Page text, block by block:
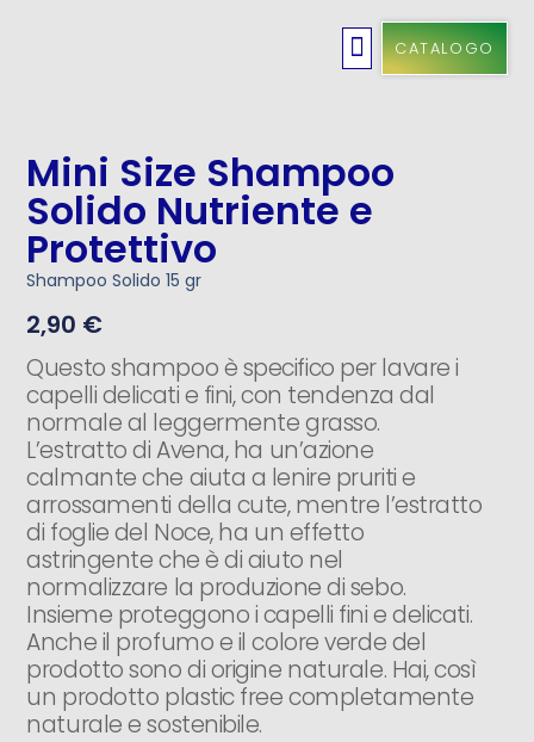
CATALOGO
Mini Size Shampoo
Solido Nutriente e
Protettivo
Shampoo Solido 15 gr
2,90 €
Questo shampoo è specifico per lavare i
capelli delicati e fini, con tendenza dal
normale al leggermente grasso.
L’estratto di Avena, ha un’azione
calmante che aiuta a lenire pruriti e
arrossamenti della cute, mentre l’estratto
di foglie del Noce, ha un effetto
astringente che è di aiuto nel
normalizzare la produzione di sebo.
Insieme proteggono i capelli fini e delicati.
Anche il profumo e il colore verde del
prodotto sono di origine naturale. Hai, così
un prodotto plastic free completamente
naturale e sostenibile.